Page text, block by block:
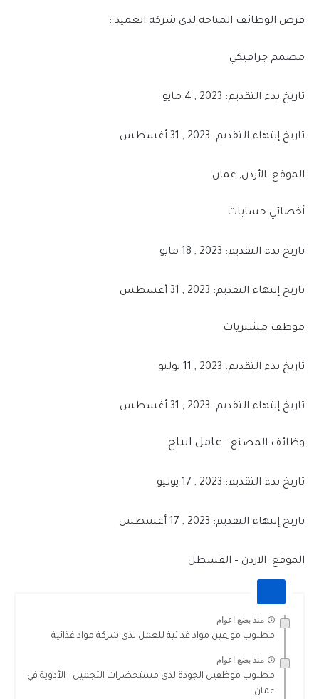
فرص الوظائف المتاحة لدى شركة العميد :
مصمم جرافيكي
تاريخ بدء التقديم: 2023 , 4 مايو
تاريخ إنتهاء التقديم: 2023 , 31 أغسطس
الموقع: الأردن, عمان
أخصائي حسابات
تاريخ بدء التقديم: 2023 , 18 مايو
تاريخ إنتهاء التقديم: 2023 , 31 أغسطس
موظف مشتريات
تاريخ بدء التقديم: 2023 , 11 يوليو
تاريخ إنتهاء التقديم: 2023 , 31 أغسطس
وظائف المصنع - عامل انتاج
تاريخ بدء التقديم: 2023 , 17 يوليو
تاريخ إنتهاء التقديم: 2023 , 17 أغسطس
الموقع: الاردن – القسطل
منذ بضع اعوام
مطلوب موزعين مواد غذائية للعمل لدى شركة مواد غذائية
منذ بضع اعوام
مطلوب موظفين الجودة لدى مستحضرات التجميل - الأدوية في
عمان